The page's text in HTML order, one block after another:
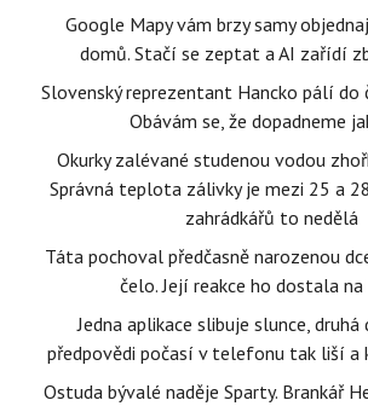
Google Mapy vám brzy samy
domů. Stačí se zeptat a AI zařídí
Slovenský reprezentant Hancko pálí
Obávám se, že dopadneme
Okurky zalévané studenou vodou
Správná teplota zálivky je mezi 25 a
zahrádkářů to nedělá
Táta pochoval předčasně narozenou
čelo. Její reakce ho dostala
Jedna aplikace slibuje slunce, druhá
předpovědi počasí v telefonu tak liší a
Ostuda bývalé naděje Sparty. Brankář